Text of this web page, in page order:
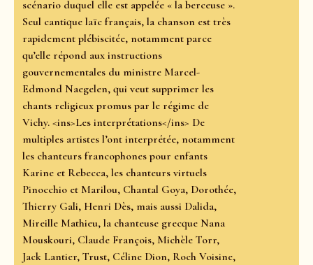
scénario duquel elle est appelée « la berceuse ».
Seul cantique laïc français, la chanson est très
rapidement plébiscitée, notamment parce
qu’elle répond aux instructions
gouvernementales du ministre Marcel-
Edmond Naegelen, qui veut supprimer les
chants religieux promus par le régime de
Vichy. <ins>Les interprétations</ins> De
multiples artistes l’ont interprétée, notamment
les chanteurs francophones pour enfants
Karine et Rebecca, les chanteurs virtuels
Pinocchio et Marilou, Chantal Goya, Dorothée,
Thierry Gali, Henri Dès, mais aussi Dalida,
Mireille Mathieu, la chanteuse grecque Nana
Mouskouri, Claude François, Michèle Torr,
Jack Lantier, Trust, Céline Dion, Roch Voisine,